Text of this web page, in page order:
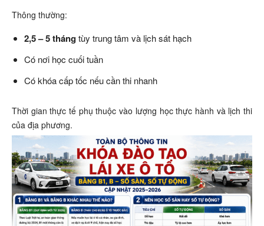
Thông thường:
2,5 – 5 thángtùy trung tâm và lịch sát hạch
Có nơi học cuối tuần
Có khóa cấp tốc nếu cần thi nhanh
Thời gian thực tế phụ thuộc vào lượng học thực hành và lịch thi
của địa phương.